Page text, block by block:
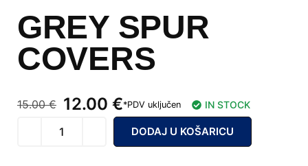
GREY SPUR
COVERS
15.00€ 12.00 €*PDV uključen IN STOCK
DODAJ U KOŠARICU